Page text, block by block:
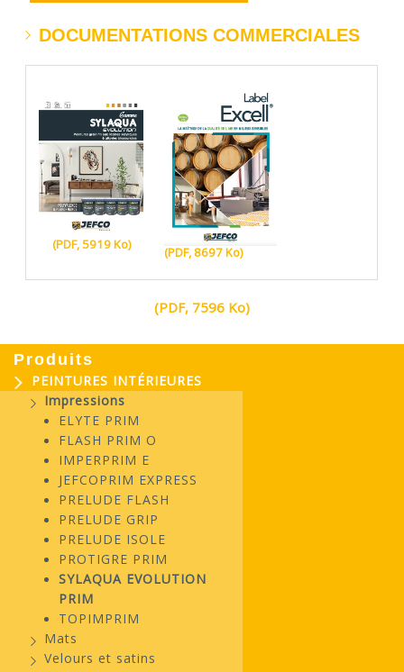
DOCUMENTATIONS COMMERCIALES
(PDF, 5919 Ko) (PDF, 8697 Ko)
(PDF, 7596 Ko)
Produits
PEINTURES INTÉRIEURES
Impressions
ELYTE PRIM
FLASH PRIM O
IMPERPRIM E
JEFCOPRIM EXPRESS
PRELUDE FLASH
PRELUDE GRIP
PRELUDE ISOLE
PROTIGRE PRIM
SYLAQUA EVOLUTION
PRIM
TOPIMPRIM
Mats
Velours et satins